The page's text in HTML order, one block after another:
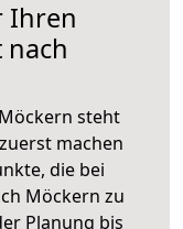
Ihren
nach
steht
machen
die bei
Möckern zu
Planung bis